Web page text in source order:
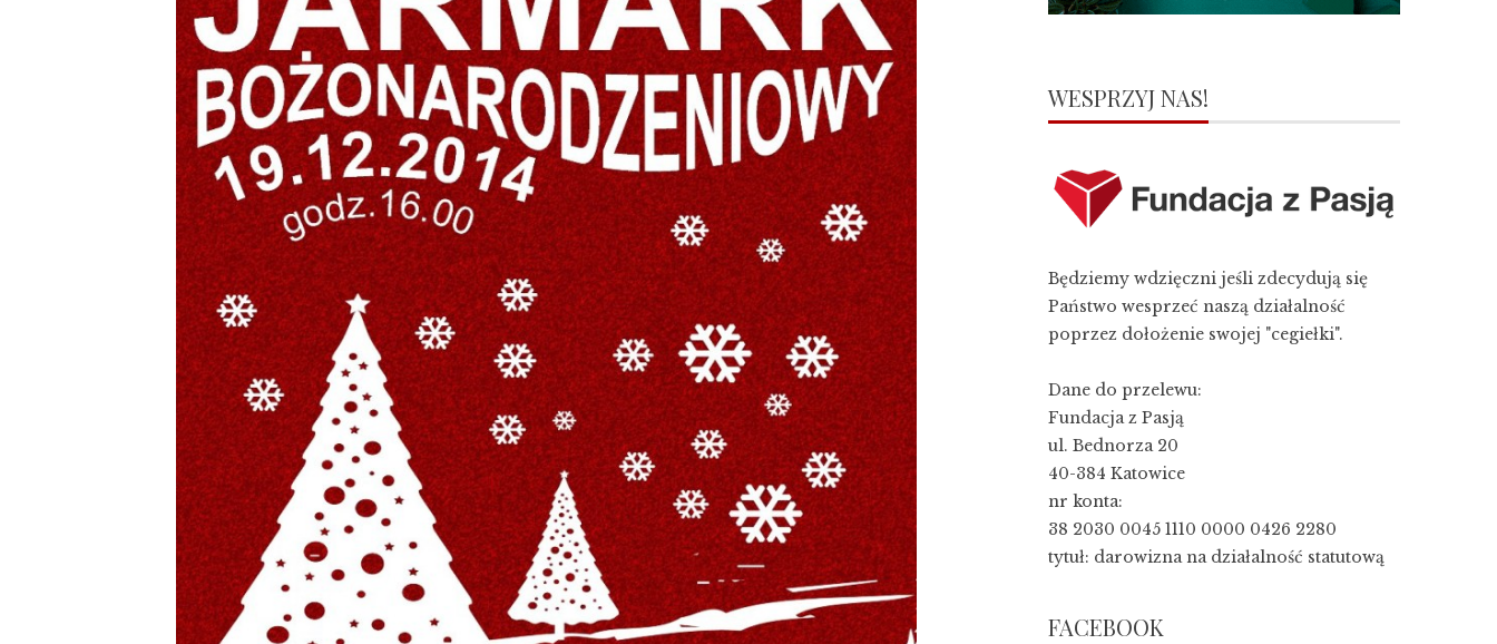
WESPRZYJ NAS!
Będziemy wdzięczni jeśli zdecydują się
Państwo wesprzeć naszą działalność
poprzez dołożenie swojej "cegiełki".
Dane do przelewu:
Fundacja z Pasją
ul. Bednorza 20
40-384 Katowice
nr konta:
38 2030 0045 1110 0000 0426 2280
tytuł: darowizna na działalność statutową
FACEBOOK